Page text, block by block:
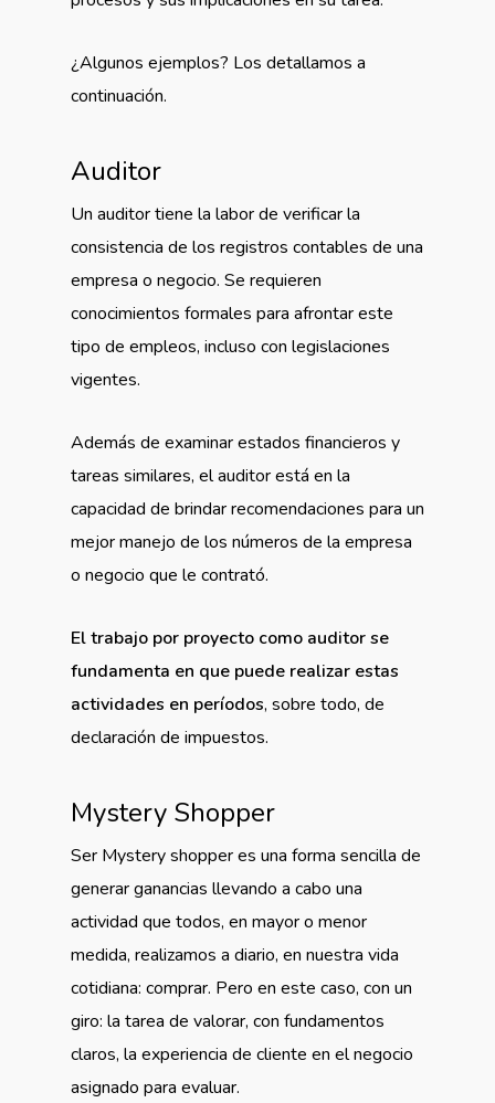
¿Algunos ejemplos? Los detallamos a
continuación.
Auditor
Un auditor tiene la labor de verificar la
consistencia de los registros contables de una
empresa o negocio. Se requieren
conocimientos formales para afrontar este
tipo de empleos, incluso con legislaciones
vigentes.
Además de examinar estados financieros y
tareas similares, el auditor está en la
capacidad de brindar recomendaciones para un
mejor manejo de los números de la empresa
o negocio que le contrató.
El trabajo por proyecto como auditor se
fundamenta en que puede realizar estas
actividades en períodos, sobre todo, de
declaración de impuestos.
Mystery Shopper
Ser Mystery shopper es una forma sencilla de
generar ganancias llevando a cabo una
actividad que todos, en mayor o menor
medida, realizamos a diario, en nuestra vida
cotidiana: comprar. Pero en este caso, con un
giro: la tarea de valorar, con fundamentos
claros, la experiencia de cliente en el negocio
asignado para evaluar.